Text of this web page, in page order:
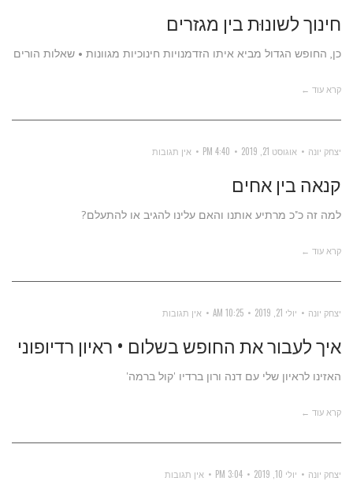
חינוך לשונוּת בין מגזרים
כן, החופש הגדול מביא איתו הזדמנויות חינוכיות מגוונות • שאלות הורים
קרא עוד ←
יצחק יונה אוגוסט 21, 2019 4:40 PM אין תגובות
קנאה בין אחים
למה זה כ"כ מרתיע אותנו והאם עלינו להגיב או להתעלם?
קרא עוד ←
יצחק יונה יולי 21, 2019 10:25 AM אין תגובות
איך לעבור את החופש בשלום • ראיון רדיופוני
האזינו לראיון שלי עם דנה ורון ברדיו 'קול ברמה'
קרא עוד ←
יצחק יונה יולי 10, 2019 3:04 PM אין תגובות